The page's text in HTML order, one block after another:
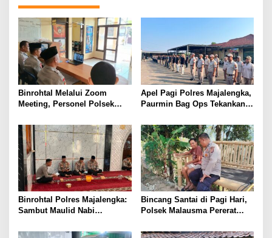
Binrohtal Melalui Zoom
Meeting, Personel Polsek
dan Integritas dalam
Pelaksanaan Tugas
Apel Pagi Polres Majalengka,
Paurmin Bag Ops Tekankan
Personel
Binrohtal Polres Majalengka:
Sambut Maulid Nabi
Tingkatkan Keimanan dan
Bincang Santai di Pagi Hari,
Polsek Malausma Pererat
Masyarakat di Desa Sukadana